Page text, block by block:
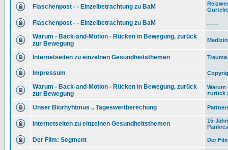
Flaschenpost - - Einzelbetrachtung zu BaM
Flaschenpost - - Einzelbetrachtung zu BaM . . . .
Warum - Back-and-Motion - Rücken in Bewegung, zurück
zur Bewegung
Internetseiten zu einzelnen Gesundheitsthemen
Impressum
Warum - Back-and-Motion - Rücken in Bewegung, zurück
zur Bewegung
Warum
zurück
Unser Biorhyhtmus .. Tageswertberechung
Internetseiten zu einzelnen Gesundheitsthemen
15-
Der Film: Segment Der